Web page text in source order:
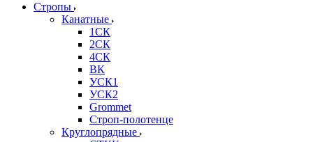
Стропы
Канатные
1СК
2СК
4СК
ВК
УСК1
УСК2
Grommet
Строп-полотенце
Круглопрядные